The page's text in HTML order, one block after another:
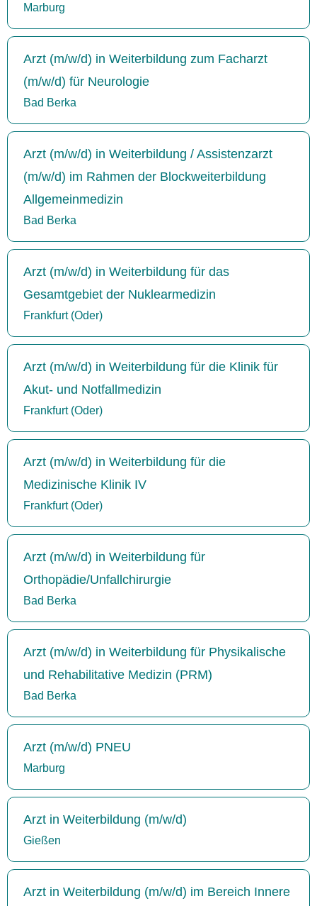
Marburg
Arzt (m/w/d) in Weiterbildung zum Facharzt
(m/w/d) für Neurologie
Bad Berka
Arzt (m/w/d) in Weiterbildung / Assistenzarzt
(m/w/d) im Rahmen der Blockweiterbildung
Allgemeinmedizin
Bad Berka
Arzt (m/w/d) in Weiterbildung für das
Gesamtgebiet der Nuklearmedizin
Frankfurt (Oder)
Arzt (m/w/d) in Weiterbildung für die Klinik für
Akut- und Notfallmedizin
Frankfurt (Oder)
Arzt (m/w/d) in Weiterbildung für die
Medizinische Klinik IV
Frankfurt (Oder)
Arzt (m/w/d) in Weiterbildung für
Orthopädie/Unfallchirurgie
Bad Berka
Arzt (m/w/d) in Weiterbildung für Physikalische
und Rehabilitative Medizin (PRM)
Bad Berka
Arzt (m/w/d) PNEU
Marburg
Arzt in Weiterbildung (m/w/d)
Gießen
Arzt in Weiterbildung (m/w/d) im Bereich Innere